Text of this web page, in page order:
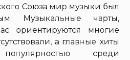
Союза мир музыки был
Музыкальные чарты,
ориентируются многие
а главные хиты
среди